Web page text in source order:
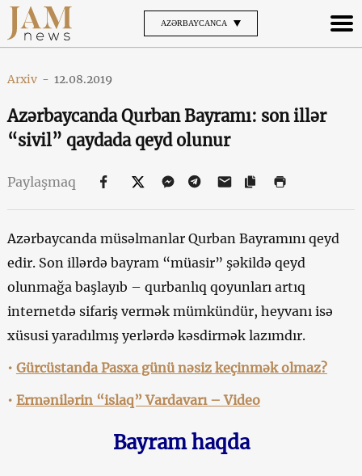
AZƏRBAYCANCA
Arxiv - 12.08.2019
Azərbaycanda Qurban Bayramı: son illər
“sivil” qaydada qeyd olunur
Paylaşmaq
Azərbaycanda müsəlmanlar Qurban Bayramını qeyd
edir. Son illərdə bayram “müasir” şəkildə qeyd
olunmağa başlayıb – qurbanlıq qoyunları artıq
internetdə sifariş vermək mümkündür, heyvanı isə
xüsusi yaradılmış yerlərdə kəsdirmək lazımdır.
• Gürcüstanda Pasxa günü nəsiz keçinmək olmaz?
• Ermənilərin “islaq” Vardavarı – Video
Bayram haqda